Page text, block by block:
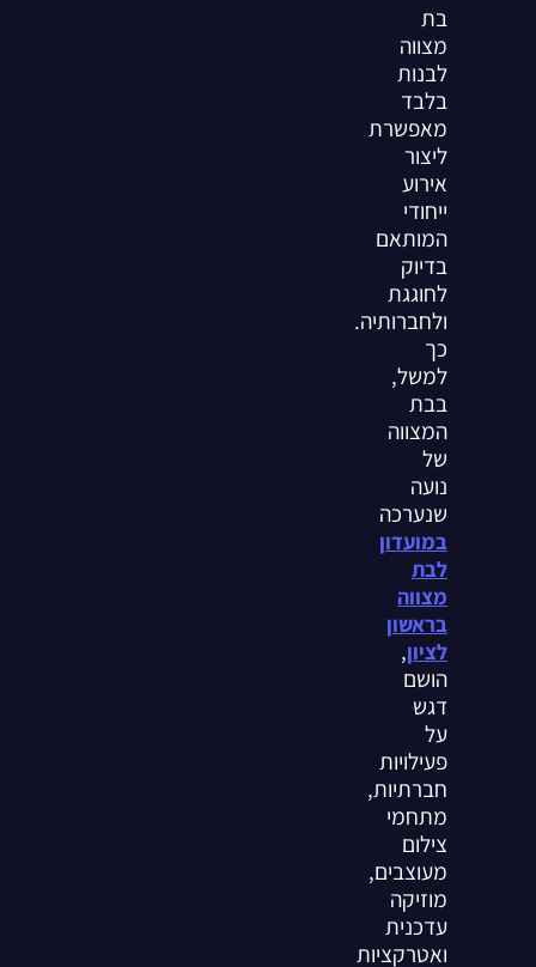
בת
מצווה
לבנות
בלבד
מאפשרת
ליצור
אירוע
ייחודי
המותאם
בדיוק
לחוגגת
ולחברותיה.
כך
למשל,
בבת
המצווה
של
נועה
שנערכה
במועדון
לבת
מצווה
בראשון
לציון,
הושם
דגש
על
פעילויות
חברתיות,
מתחמי
צילום
מעוצבים,
מוזיקה
עדכנית
ואטרקציות